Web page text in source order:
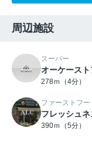
周辺施設
スーパー
オーケースト
278ｍ（4分）
ファーストフー
フレッシュ
390ｍ（5分）